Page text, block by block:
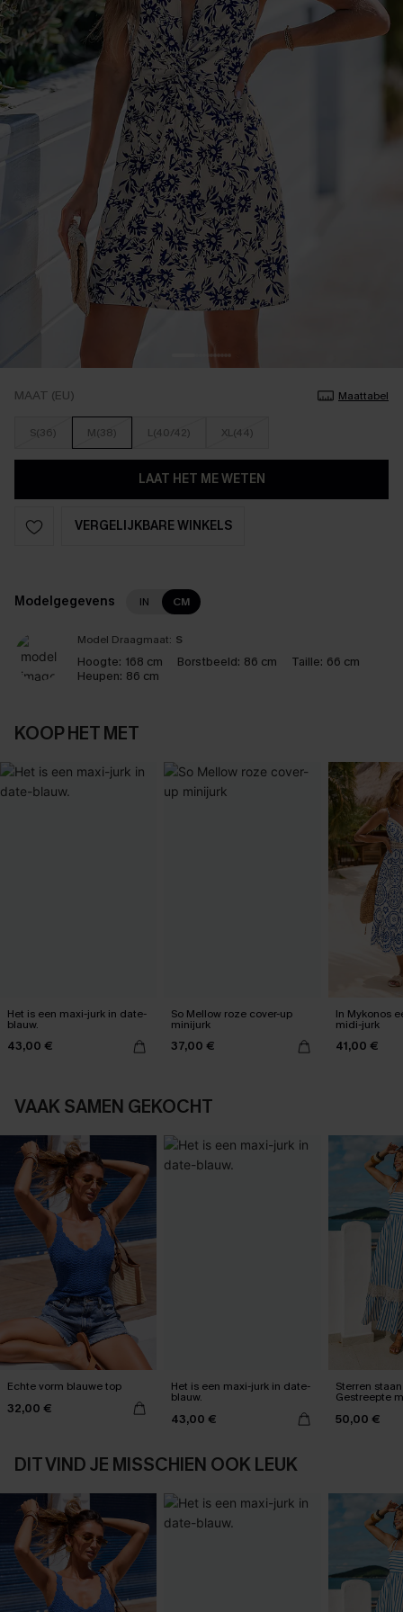
MAAT (EU) Maattabel
S(36) M(38) L(40/42) XL(44)
LAAT HET ME WETEN
VERGELIJKBARE WINKELS
Modelgegevens IN CM
Model Draagmaat: S
Hoogte: 168 cm Borstbeeld: 86 cm Taille: 66 cm
Heupen: 86 cm
KOOP HET MET
Het is een maxi-jurk in date-
blauw.
43,00 €
So Mellow roze cover-up
minijurk
37,00 €
In Mykonos
midi-jurk
41,00 €
VAAK SAMEN GEKOCHT
Echte vorm blauwe top
32,00 €
Het is een maxi-jurk in date-
blauw.
43,00 €
Sterren
Gestreepte
50,00 €
DIT VIND JE MISSCHIEN OOK LEUK